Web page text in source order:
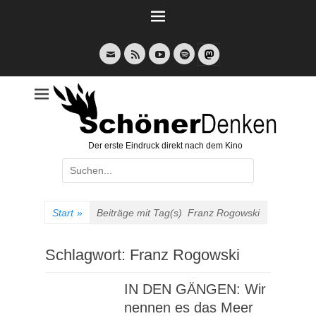
E-
Mail
Feed YouTubeSpotify
Der erste Eindruck direkt nach dem Kino
Suche
nach:
Start » Beiträge mit Tag(s) Franz Rogowski
Schlagwort: Franz Rogowski
IN DEN GÄNGEN: Wir
nennen es das Meer